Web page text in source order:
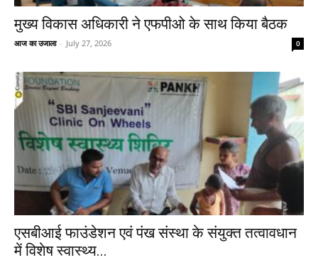
मुख्य विकास अधिकारी ने एफपीओ के साथ किया बैठक
आज का उजाला - July 27, 2026 0
एसबीआई फाउंडेशन एवं पंख संस्था के संयुक्त तत्वावधान
में विशेष स्वास्थ्य...